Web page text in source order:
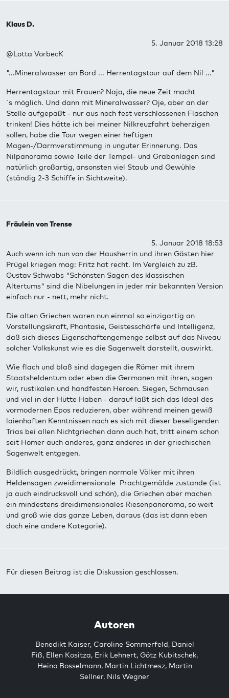
Klaus D.
5. Januar 2018 13:28
@Lotta VorbecK
"...Mineralwasser an Bord ... Herrentagstour auf dem Nil ..."
Herrentagstour mit Frauen? Naja, die neue Zeit macht
´s möglich. Und dann mit Mineralwasser? Oje, aber an der
Stelle aufgepaßt - nur aus noch fest verschlossenen Flaschen
trinken! Dies hätte ich bei meiner Nilkreuzfahrt beherzigen
sollen, habe die Tour wegen einer heftigen
Magen-/Darmverstimmung in unguter Erinnerung. Das
Nilpanorama sowie Teile der Tempel- und Grabanlagen sind
natürlich großartig, ansonsten viel Staub und Gewühle
(ständig 2-3 Schiffe in Sichtweite).
Fräulein von Trense
5. Januar 2018 18:53
Auch wenn ich nun von der Hausherrin und ihren Gästen hier
Prügel kriegen mag: Fritz hat recht. Im Vergleich zu zB.
Gustav Schwabs "Schönsten Sagen des klassischen
Altertums" sind die Nibelungen in jeder mir bekannten Version
einfach nur - nett, mehr nicht.
Die alten Griechen waren nun einmal so einzigartig an
Vorstellungskraft, Phantasie, Geistesschärfe und Intelligenz,
daß sich dieses Eigenschaftengemenge selbst auf das Niveau
solcher Volkskunst wie es die Sagenwelt darstellt, auswirkt.
Wie flach und blaß sind dagegen die Römer mit ihrem
Staatsheldentum oder eben die Germanen mit ihren, sagen
wir, rustikalen und handfesten Heroen. Siegen, Schmausen
und viel in der Hütte Haben - darauf läßt sich das Ideal des
vormodernen Epos reduzieren, aber während meinen gewiß
laienhaften Kenntnissen nach es sich mit dieser beseligenden
Trias bei allen Nichtgriechen dann auch hat, tritt einem schon
seit Homer auch anderes, ganz anderes in der griechischen
Sagenwelt entgegen.
Bildlich ausgedrückt, bringen normale Völker mit ihren
Heldensagen zweidimensionale Prachtgemälde zustande (ist
ja auch eindrucksvoll und schön), die Griechen aber machen
ein mindestens dreidimensionales Riesenpanorama, so weit
und groß wie das ganze Leben, daraus (das ist dann eben
doch eine andere Kategorie).
Für diesen Beitrag ist die Diskussion geschlossen.
Autoren
Benedikt Kaiser, Caroline Sommerfeld, Daniel
Fiß, Ellen Kositza, Erik Lehnert, Götz Kubitschek,
Heino Bosselmann, Martin Lichtmesz, Martin
Sellner, Nils Wegner